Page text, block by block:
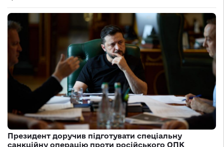
Президент доручив підготувати спеціальну
санкційну операцію проти російського ОПК